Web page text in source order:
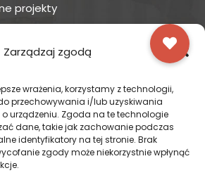
Zarządzaj zgodą
wrażenia, korzystamy z technologii,
przechowywania i/lub uzyskiwania
urządzeniu. Zgoda na te technologie
dane, takie jak zachowanie podczas
identyfikatory na tej stronie. Brak
zgody może niekorzystnie wpłynąć
projekty
teraz – przekaż